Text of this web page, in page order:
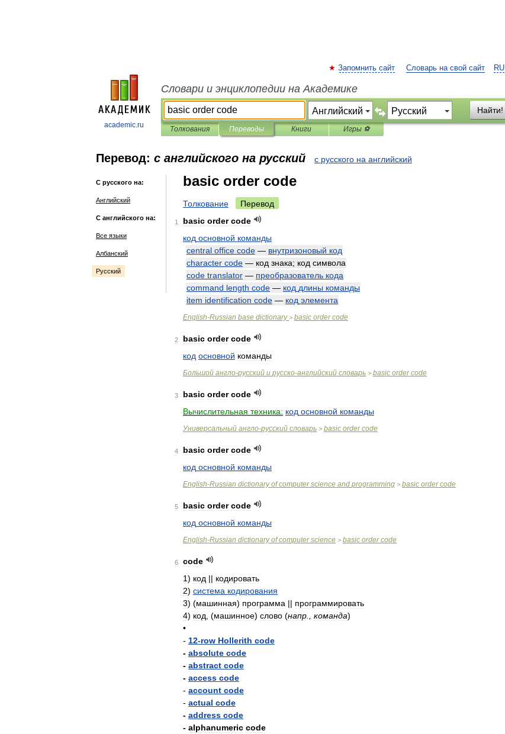
academic.ru
RU
Запомнить сайт Словарь на свой сайт
Словари и энциклопедии на Академике
Найти!
Толкования Переводы Книги Игры ⚽
Перевод: с английского на русский с русского на английский
С русского на:
Английский
С английского на:
Все языки
Албанский
Русский
basic order code
Толкование Перевод
1 basic order code
код основной команды
central office code — внутризоновый код
character code — код знака; код символа
code translator — преобразователь кода
command length code — код длины команды
item identification code — код элемента
English-Russian base dictionary > basic order code
2 basic order code
код основной команды
Большой англо-русский и русско-английский словарь > basic order code
3 basic order code
Вычислительная техника: код основной команды
Универсальный англо-русский словарь > basic order code
4 basic order code
код основной команды
English-Russian dictionary of computer science and programming > basic order code
5 basic order code
код основной команды
English-Russian dictionary of computer science > basic order code
6
code
1) код || кодировать
2) система кодирования
3) (машинная) программа || программировать
4) код , (машинное) слово (напр команда)
•
- 12-row Hollerith code
- absolute code
- abstract code
- access code
- account code
- actual code
- address code
- alphanumeric code